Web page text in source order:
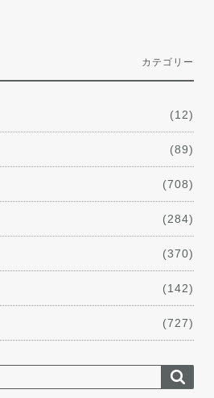
カテゴリー
(12)
(89)
(708)
(284)
(370)
(142)
(727)